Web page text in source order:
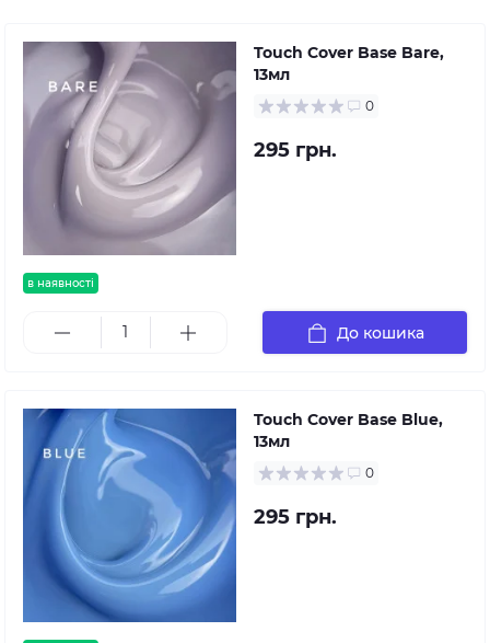
в наявності
Touch Cover Base Bare,
13мл
0
295 грн.
До кошика
Touch Cover Base Blue,
13мл
0
295 грн.